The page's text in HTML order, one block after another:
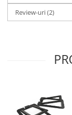
Review-uri(2)